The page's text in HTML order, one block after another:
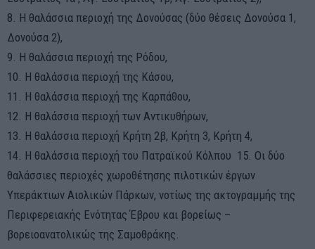
8. Η θαλάσσια περιοχή της Δονούσας (δύο θέσεις Δονούσα 1,
Δονούσα 2),
9. Η θαλάσσια περιοχή της Ρόδου,
10. Η θαλάσσια περιοχή της Κάσου,
11. Η θαλάσσια περιοχή της Καρπάθου,
12. Η θαλάσσια περιοχή των Αντικυθήρων,
13. Η θαλάσσια περιοχή Κρήτη 2β, Κρήτη 3, Κρήτη 4,
14. Η θαλάσσια περιοχή του Πατραϊκού Κόλπου 15. Οι δύο
θαλάσσιες περιοχές χωροθέτησης πιλοτικών έργων
Υπεράκτιων Αιολικών Πάρκων, νοτίως της ακτογραμμής της
Περιφερειακής Ενότητας Έβρου και βορείως –
βορειοανατολικώς της Σαμοθράκης.